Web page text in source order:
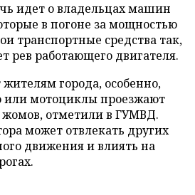
идет о владельцах машин
в погоне за мощностью
транспортные средства так,
рев работающего двигателя.
города, особенно,
или мотоциклы проезжают
отметили в ГУМВД.
может отвлекать других
движения и влиять на